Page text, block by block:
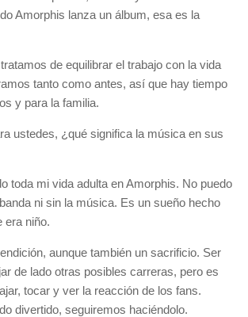
Amorphis lanza un álbum, esa es la
de equilibrar el trabajo con la vida
tanto como antes, así que hay tiempo
y para la familia.
ustedes, ¿qué significa la música en sus
toda mi vida adulta en Amorphis. No puedo
ni sin la música. Es un sueño hecho
era niño.
aunque también un sacrificio. Ser
de lado otras posibles carreras, pero es
tocar y ver la reacción de los fans.
divertido, seguiremos haciéndolo.